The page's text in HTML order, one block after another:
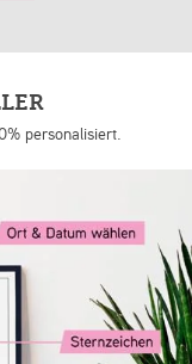
personalisiert.